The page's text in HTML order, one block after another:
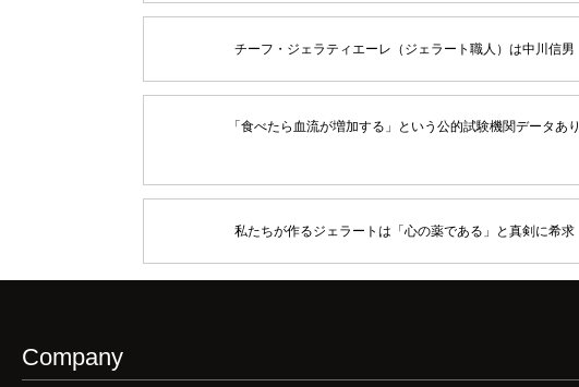
チーフ・ジェラティエーレ（ジェラート職人）は中川信男
「食べたら血流が増加する」という公的試験機関データあり
私たちが作るジェラートは「心の薬である」と真剣に希求
Company